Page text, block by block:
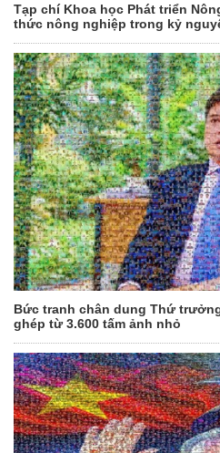
Tạp chí Khoa học Phát triển
thức nông nghiệp trong kỷ
Bức tranh chân dung Thứ
ghép từ 3.600 tấm ảnh nhỏ